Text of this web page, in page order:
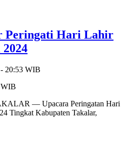
Peringati Hari Lahir
- 20:53 WIB
WIB
— Upacara Peringatan Hari
Tingkat Kabupaten Takalar,